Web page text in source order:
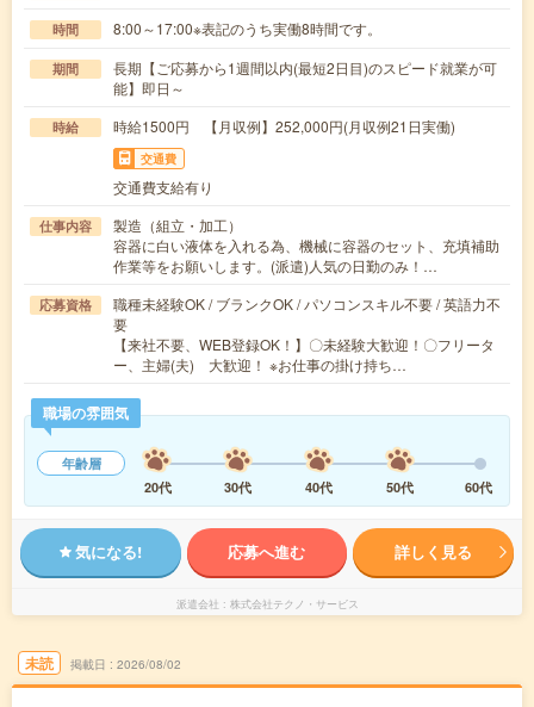
時間 8:00～17:00※表記のうち実働8時間です。
期間
長期【ご応募から1週間以内(最短2日目)のスピード就業が可
能】即日～
時給 時給1500円 【月収例】252,000円(月収例21日実働)
交通費
交通費支給有り
仕事内容
製造（組立・加工）
容器に白い液体を入れる為、機械に容器のセット、充填補助
作業等をお願いします。(派遣)人気の日勤のみ！…
応募資格
職種未経験OK / ブランクOK / パソコンスキル不要 / 英語力不
要
【来社不要、WEB登録OK！】〇未経験大歓迎！〇フリータ
ー、主婦(夫) 大歓迎！ ※お仕事の掛け持ち…
職場の雰囲気
年齢層
20代
30代 40代 50代 60代
気になる! 応募へ進む 詳しく見る
派遣会社 株式会社テクノ・サービス
未読 掲載日 2026/08/02